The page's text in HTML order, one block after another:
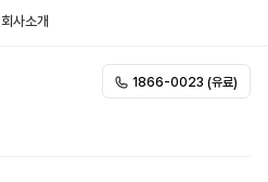
회사소개
1866-0023 (유료)